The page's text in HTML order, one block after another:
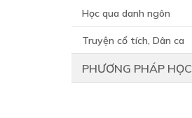
Học qua danh ngôn
Truyện cổ tích, Dân ca
PHƯƠNG PHÁP HỌC